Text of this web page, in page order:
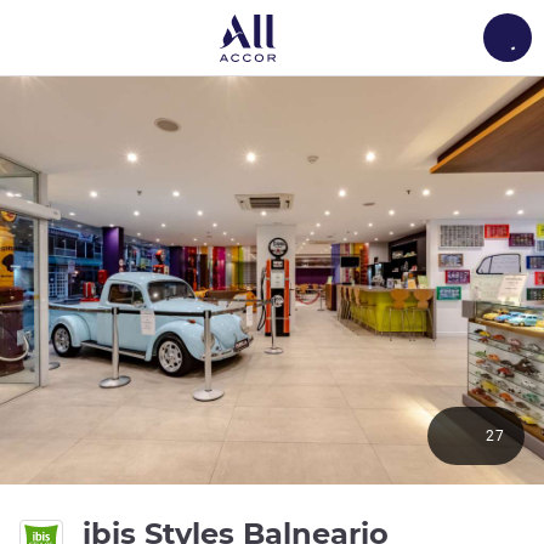
ibis Styles Balneario
27